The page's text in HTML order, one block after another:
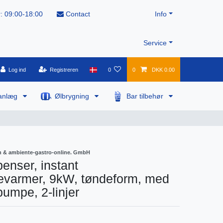
09:00-18:00 Contact Info
Service
Log ind Registreren 0 0 DKK 0.00
Ølbrygning Bar tilbehør
& ambiente-gastro-online. GmbH
instant
9kW, tøndeform, med
2-linjer